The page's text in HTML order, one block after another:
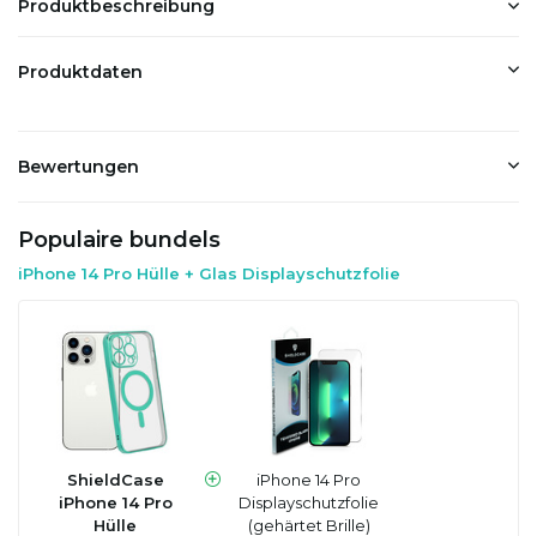
Produktbeschreibung
Produktdaten
Bewertungen
Populaire bundels
iPhone 14 Pro Hülle + Glas Displayschutzfolie
ShieldCase
iPhone 14 Pro
Hülle
iPhone 14 Pro
Displayschutzfolie
(gehärtet Brille)